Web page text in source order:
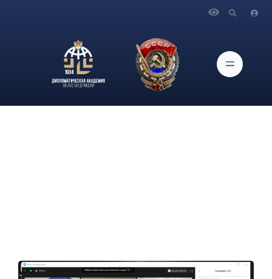
встреча слушателей Академии с канд. ист. наук, ведущим
научным сотрудником Института Дальнего Востока РАН
В.Г.Шароновой.